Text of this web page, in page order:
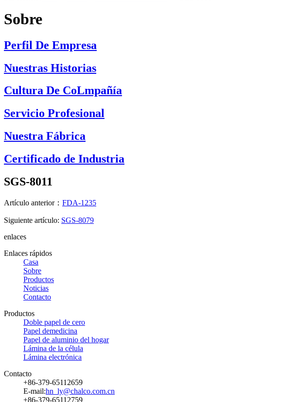
Sobre
Perfil De Empresa
Nuestras Historias
Cultura De CoLmpañía
Servicio Profesional
Nuestra Fábrica
Certificado de Industria
SGS-8011
Artículo anterior： FDA-1235
Siguiente artículo: SGS-8079
enlaces
Enlaces rápidos
Casa
Sobre
Productos
Noticias
Contacto
Productos
Doble papel de cero
Papel demedicina
Papel de aluminio del hogar
Lámina de la célula
Lámina electrónica
Contacto
+86-379-65112659
E-mail:hn_ly@chalco.com.cn
+86-379-65112759